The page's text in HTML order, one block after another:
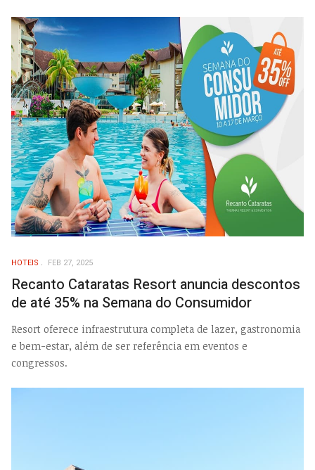
HOTEIS FEB 27, 2025
Recanto Cataratas Resort anuncia descontos
de até 35% na Semana do Consumidor
Resort oferece infraestrutura completa de lazer, gastronomia
e bem-estar, além de ser referência em eventos e
congressos.